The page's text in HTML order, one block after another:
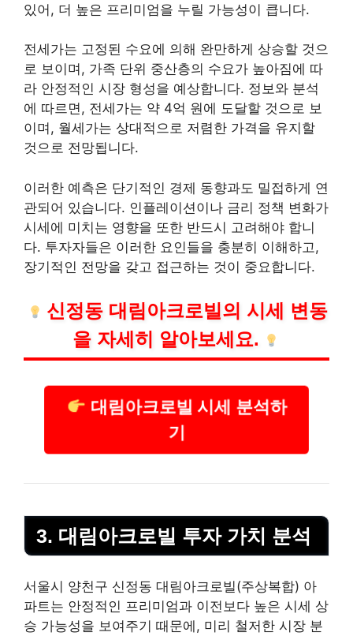
있어, 더 높은 프리미엄을 누릴 가능성이 큽니다.
전세가는 고정된 수요에 의해 완만하게 상승할 것으
로 보이며, 가족 단위 중산층의 수요가 높아짐에 따
라 안정적인 시장 형성을 예상합니다. 정보와 분석
에 따르면, 전세가는 약 4억 원에 도달할 것으로 보
이며, 월세가는 상대적으로 저렴한 가격을 유지할
것으로 전망됩니다.
이러한 예측은 단기적인 경제 동향과도 밀접하게 연
관되어 있습니다. 인플레이션이나 금리 정책 변화가
시세에 미치는 영향을 또한 반드시 고려해야 합니
다. 투자자들은 이러한 요인들을 충분히 이해하고,
장기적인 전망을 갖고 접근하는 것이 중요합니다.
신정동 대림아크로빌의 시세 변동
을 자세히 알아보세요.
대림아크로빌 시세 분석하
기
3. 대림아크로빌 투자 가치 분석
서울시 양천구 신정동 대림아크로빌(주상복합) 아
파트는 안정적인 프리미엄과 이전보다 높은 시세 상
승 가능성을 보여주기 때문에, 미리 철저한 시장 분